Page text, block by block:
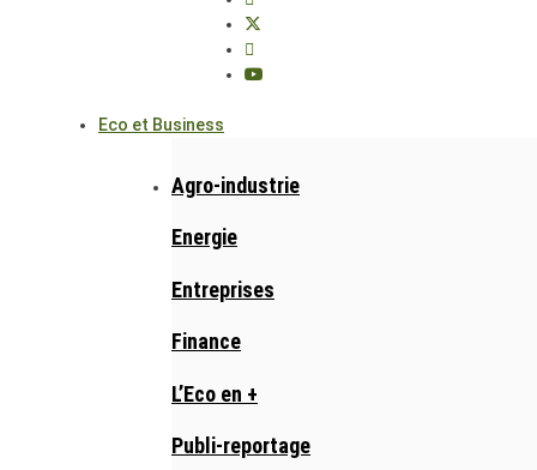
Eco et Business
Agro-industrie
Energie
Entreprises
Finance
L’Eco en +
Publi-reportage